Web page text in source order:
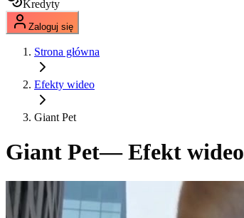
Kredyty
Zaloguj się
Strona główna
Efekty wideo
Giant Pet
Giant Pet— Efekt